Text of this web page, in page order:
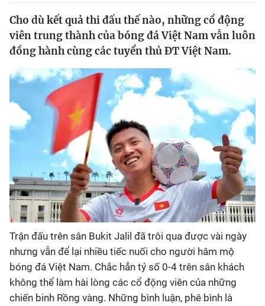
Sự kiện
Bóng đá
Thể thao Điện tử
Các môn khác
VIDEO
Bên lề
Cho dù kết quả thi đấu thế nào, những cổ động
viên trung thành của bóng đá Việt Nam vẫn luôn
đồng hành cùng các tuyển thủ ĐT Việt Nam.
Trận đấu trên sân Bukit Jalil đã trôi qua được vài ngày
nhưng vẫn để lại nhiều tiếc nuối cho người hâm mộ
bóng đá Việt Nam. Chắc hẳn tỷ số 0-4 trên sân khách
không thể làm hài lòng các cổ động viên của những
chiến binh Rồng vàng. Những bình luận, phê bình là